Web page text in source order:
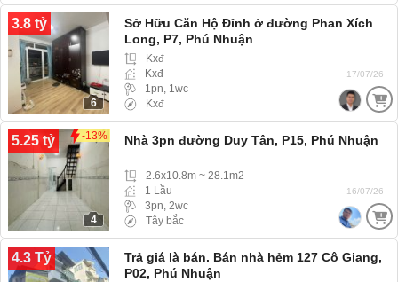
3.8 tỷ
6
Sở Hữu Căn Hộ Đỉnh ở đường Phan Xích
Long, P7, Phú Nhuận
Kxđ
Kxđ
1pn, 1wc
Kxđ
17/07/26
5.25 tỷ -13%
4
Nhà 3pn đường Duy Tân, P15, Phú Nhuận
2.6x10.8m ~ 28.1m2
1 Lầu
3pn, 2wc
Tây bắc
16/07/26
4.3 Tỷ
Trả giá là bán. Bán nhà hẻm 127 Cô Giang,
P02, Phú Nhuận